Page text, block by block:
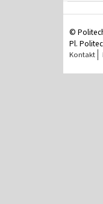
©
Pl.
Kontakt